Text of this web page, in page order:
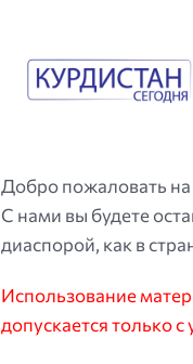
Добро пожаловать на
С нами вы будете
диаспорой, как в
Использование
допускается только